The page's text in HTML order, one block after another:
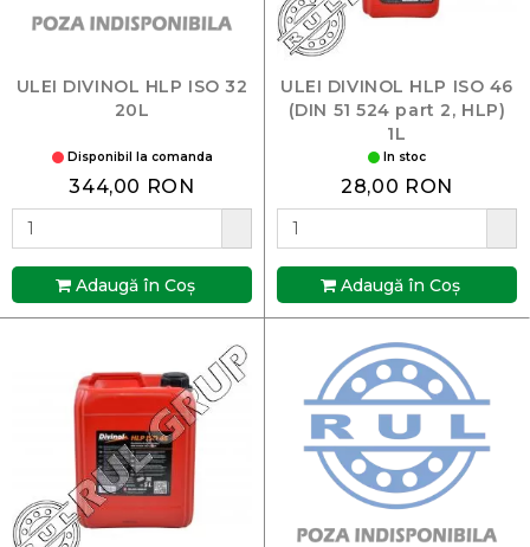
ULEI DIVINOL HLP ISO 32
20L
Disponibil la comanda
344,00 RON
Adaugă în Coş
ULEI DIVINOL HLP ISO 46
(DIN 51 524 part 2, HLP)
1L
In stoc
28,00 RON
Adaugă în Coş